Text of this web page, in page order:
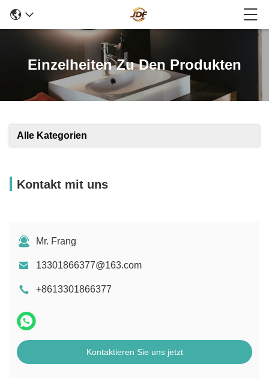
Einzelheiten Zu Den Produkten
Alle Kategorien
Kontakt mit uns
Mr. Frang
13301866377@163.com
+8613301866377
Kontaktieren Sie uns jetzt